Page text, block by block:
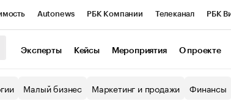
Autonews РБК Компании Телеканал РБК
Экономика Бизнес
Эксперты Кейсы Мероприятия О проекте
Малый бизнес Маркетинг и продажи Финансы